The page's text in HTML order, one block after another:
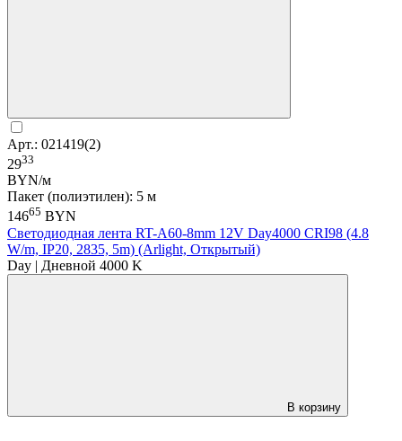
Арт.: 021419(2)
2933
BYN/м
Пакет (полиэтилен): 5 м
14665 BYN
Светодиодная лента RT-A60-8mm 12V Day4000 CRI98 (4.8
W/m, IP20, 2835, 5m) (Arlight, Открытый)
Day | Дневной 4000 K
В корзину